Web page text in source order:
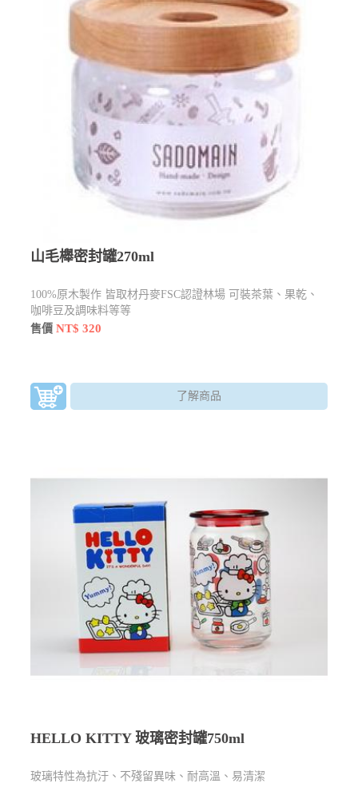
山毛櫸密封罐270ml
100%原木製作 皆取材丹麥FSC認證林場 可裝茶葉、果乾、
咖啡豆及調味料等等
售價NT$ 320
了解商品
HELLO KITTY 玻璃密封罐750ml
玻璃特性為抗汙、不殘留異味、耐高溫、易清潔